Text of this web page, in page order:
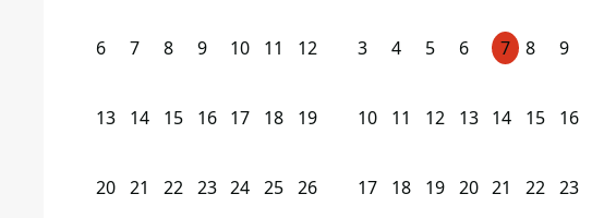
6 7 8 9 10 11 12
13 14 15 16 17 18 19
20 21 22 23 24 25 26
3 4 5 6 7 8 9
10 11 12 13 14 15 16
17 18 19 20 21 22 23